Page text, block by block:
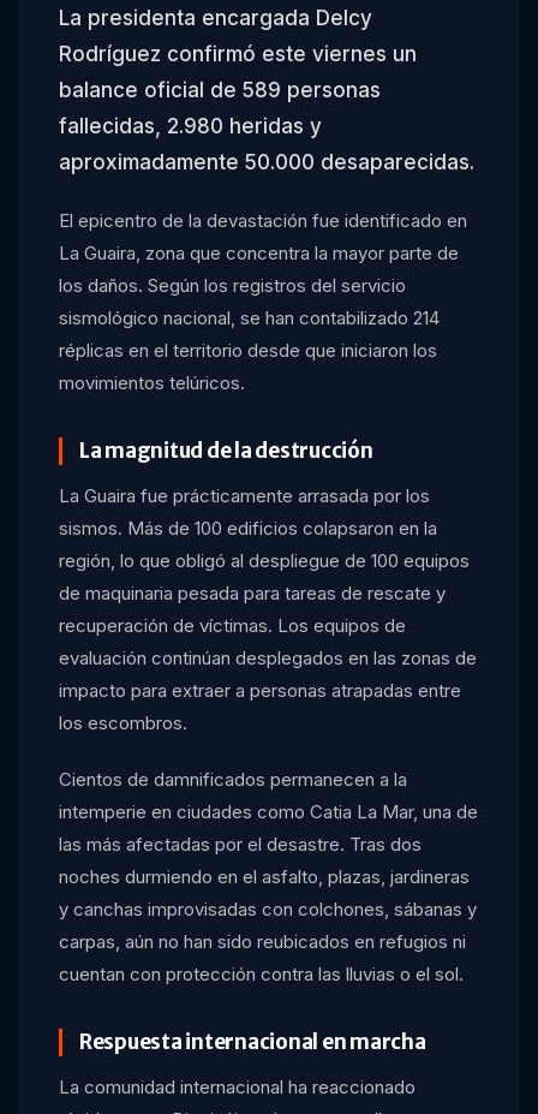
La presidenta encargada Delcy
Rodríguez confirmó este viernes un
balance oficial de 589 personas
fallecidas, 2.980 heridas y
aproximadamente 50.000 desaparecidas.
El epicentro de la devastación fue identificado en
La Guaira, zona que concentra la mayor parte de
los daños. Según los registros del servicio
sismológico nacional, se han contabilizado 214
réplicas en el territorio desde que iniciaron los
movimientos telúricos.
La magnitud de la destrucción
La Guaira fue prácticamente arrasada por los
sismos. Más de 100 edificios colapsaron en la
región, lo que obligó al despliegue de 100 equipos
de maquinaria pesada para tareas de rescate y
recuperación de víctimas. Los equipos de
evaluación continúan desplegados en las zonas de
impacto para extraer a personas atrapadas entre
los escombros.
Cientos de damnificados permanecen a la
intemperie en ciudades como Catia La Mar, una de
las más afectadas por el desastre. Tras dos
noches durmiendo en el asfalto, plazas, jardineras
y canchas improvisadas con colchones, sábanas y
carpas, aún no han sido reubicados en refugios ni
cuentan con protección contra las lluvias o el sol.
Respuesta internacional en marcha
La comunidad internacional ha reaccionado